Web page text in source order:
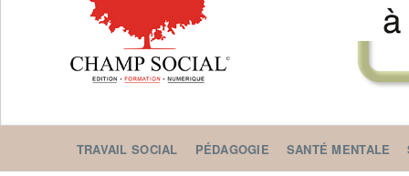
TRAVAIL SOCIAL PÉDAGOGIE SANTÉ MENTALE